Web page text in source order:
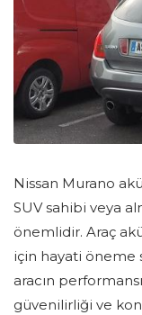
Nissan Murano
SUV sahibi veya
önemlidir. Araç
için hayati öneme
aracın
güvenilirliği ve